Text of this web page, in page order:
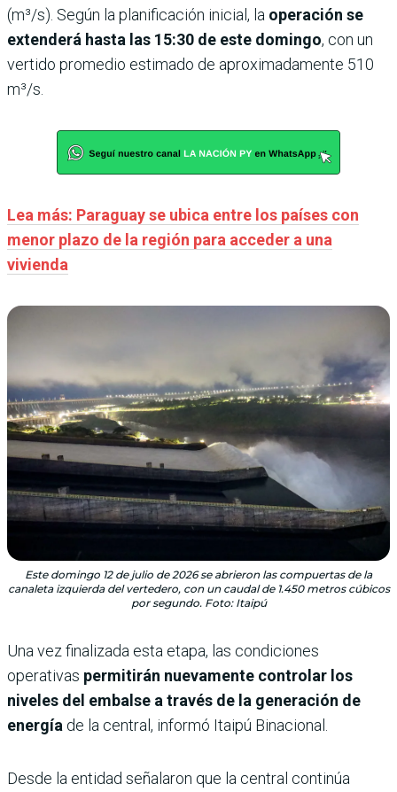
(m³/s). Según la planificación inicial, la operación se
extenderá hasta las 15:30 de este domingo, con un
vertido promedio estimado de aproximadamente 510
m³/s.
Lea más: Paraguay se ubica entre los países con
menor plazo de la región para acceder a una
vivienda
Este domingo 12 de julio de 2026 se abrieron las compuertas de la
canaleta izquierda del vertedero, con un caudal de 1.450 metros cúbicos
por segundo. Foto: Itaipú
Una vez finalizada esta etapa, las condiciones
operativas permitirán nuevamente controlar los
niveles del embalse a través de la generación de
energía de la central, informó Itaipú Binacional.
Desde la entidad señalaron que la central continúa